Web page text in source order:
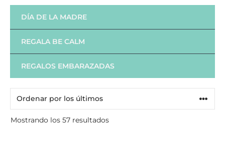
DÍA DE LA MADRE
REGALA BE CALM
REGALOS EMBARAZADAS
Mostrando los 57 resultados